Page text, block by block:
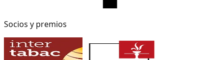
Socios y premios